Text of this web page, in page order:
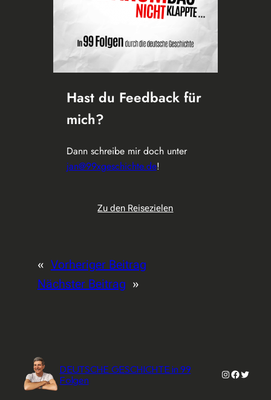
Hast du Feedback für
mich?
Dann schreibe mir doch unter
jan@99xgeschichte.de!
Zu den Reisezielen
« Vorheriger Beitrag
Nächster Beitrag »
DEUTSCHE GESCHICHTE in 99
Folgen
Instagram
Twitter